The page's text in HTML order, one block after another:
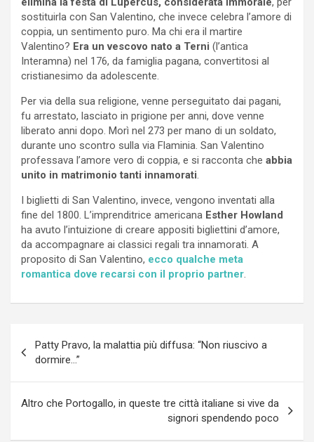
sostituirla con San Valentino, che invece celebra l’amore di
coppia, un sentimento puro. Ma chi era il martire
Valentino? Era un vescovo nato a Terni (l’antica
Interamna) nel 176, da famiglia pagana, convertitosi al
cristianesimo da adolescente.
Per via della sua religione, venne perseguitato dai pagani,
fu arrestato, lasciato in prigione per anni, dove venne
liberato anni dopo. Morì nel 273 per mano di un soldato,
durante uno scontro sulla via Flaminia. San Valentino
professava l’amore vero di coppia, e si racconta che abbia
unito in matrimonio tanti innamorati.
I biglietti di San Valentino, invece, vengono inventati alla
fine del 1800. L’imprenditrice americana Esther Howland
ha avuto l’intuizione di creare appositi bigliettini d’amore,
da accompagnare ai classici regali tra innamorati. A
proposito di San Valentino, ecco qualche meta
romantica dove recarsi con il proprio partner.
articoli
Patty Pravo, la malattia più diffusa: “Non riuscivo a
dormire…”
Altro che Portogallo, in queste tre città italiane si vive da
signori spendendo poco